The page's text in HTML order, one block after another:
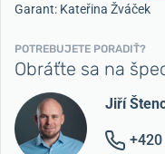
Garant: Kateřina Žváček
POTREBUJETE PORADIŤ?
Obráťte sa na
Jiří